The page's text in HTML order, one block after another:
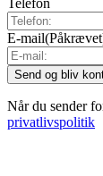
E-mail
Når du sender
privatlivspolitik